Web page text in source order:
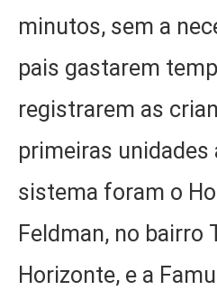
minutos, sem a
pais gastarem
registrarem as
primeiras unidades
sistema foram o
Feldman, no bairro
Horizonte, e a